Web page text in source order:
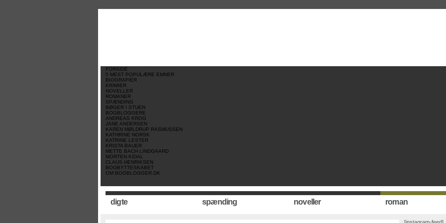
FORSIDE
5 MEST POPULÆRE EMNER
BIOGRAFIER
KRIMIER
NOVELLER
ROMANER
SPÆNDING
BØGER I STUEN
BOGBLOGGERE
ANDREAS KROG
JANE ANDERSEN
KAREN MØLDRUP RASMUSSEN
KATHRINE NORSK
KATRINE LESTER
KRISTA BAUER
METTE BACH LINDGAARD
MORTEN KIDAL
CLAUS HENRIKSEN
BOGBYTTESKABET
OM BOGBLOGGER.DK
digte spænding noveller roman